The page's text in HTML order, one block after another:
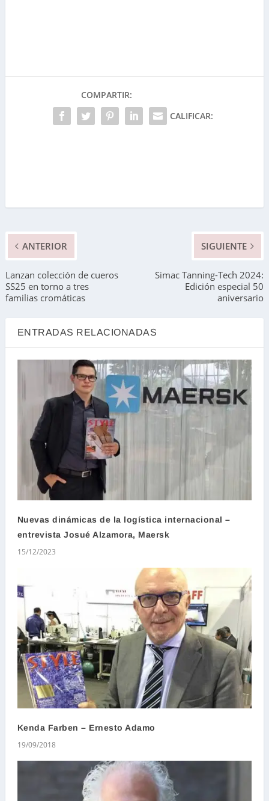
COMPARTIR:
CALIFICAR:
ANTERIOR
Lanzan colección de cueros
SS25 en torno a tres
familias cromáticas
SIGUIENTE
Simac Tanning-Tech 2024:
Edición especial 50
aniversario
ENTRADAS RELACIONADAS
Nuevas dinámicas de la logística internacional –
entrevista Josué Alzamora, Maersk
15/12/2023
Kenda Farben – Ernesto Adamo
19/09/2018